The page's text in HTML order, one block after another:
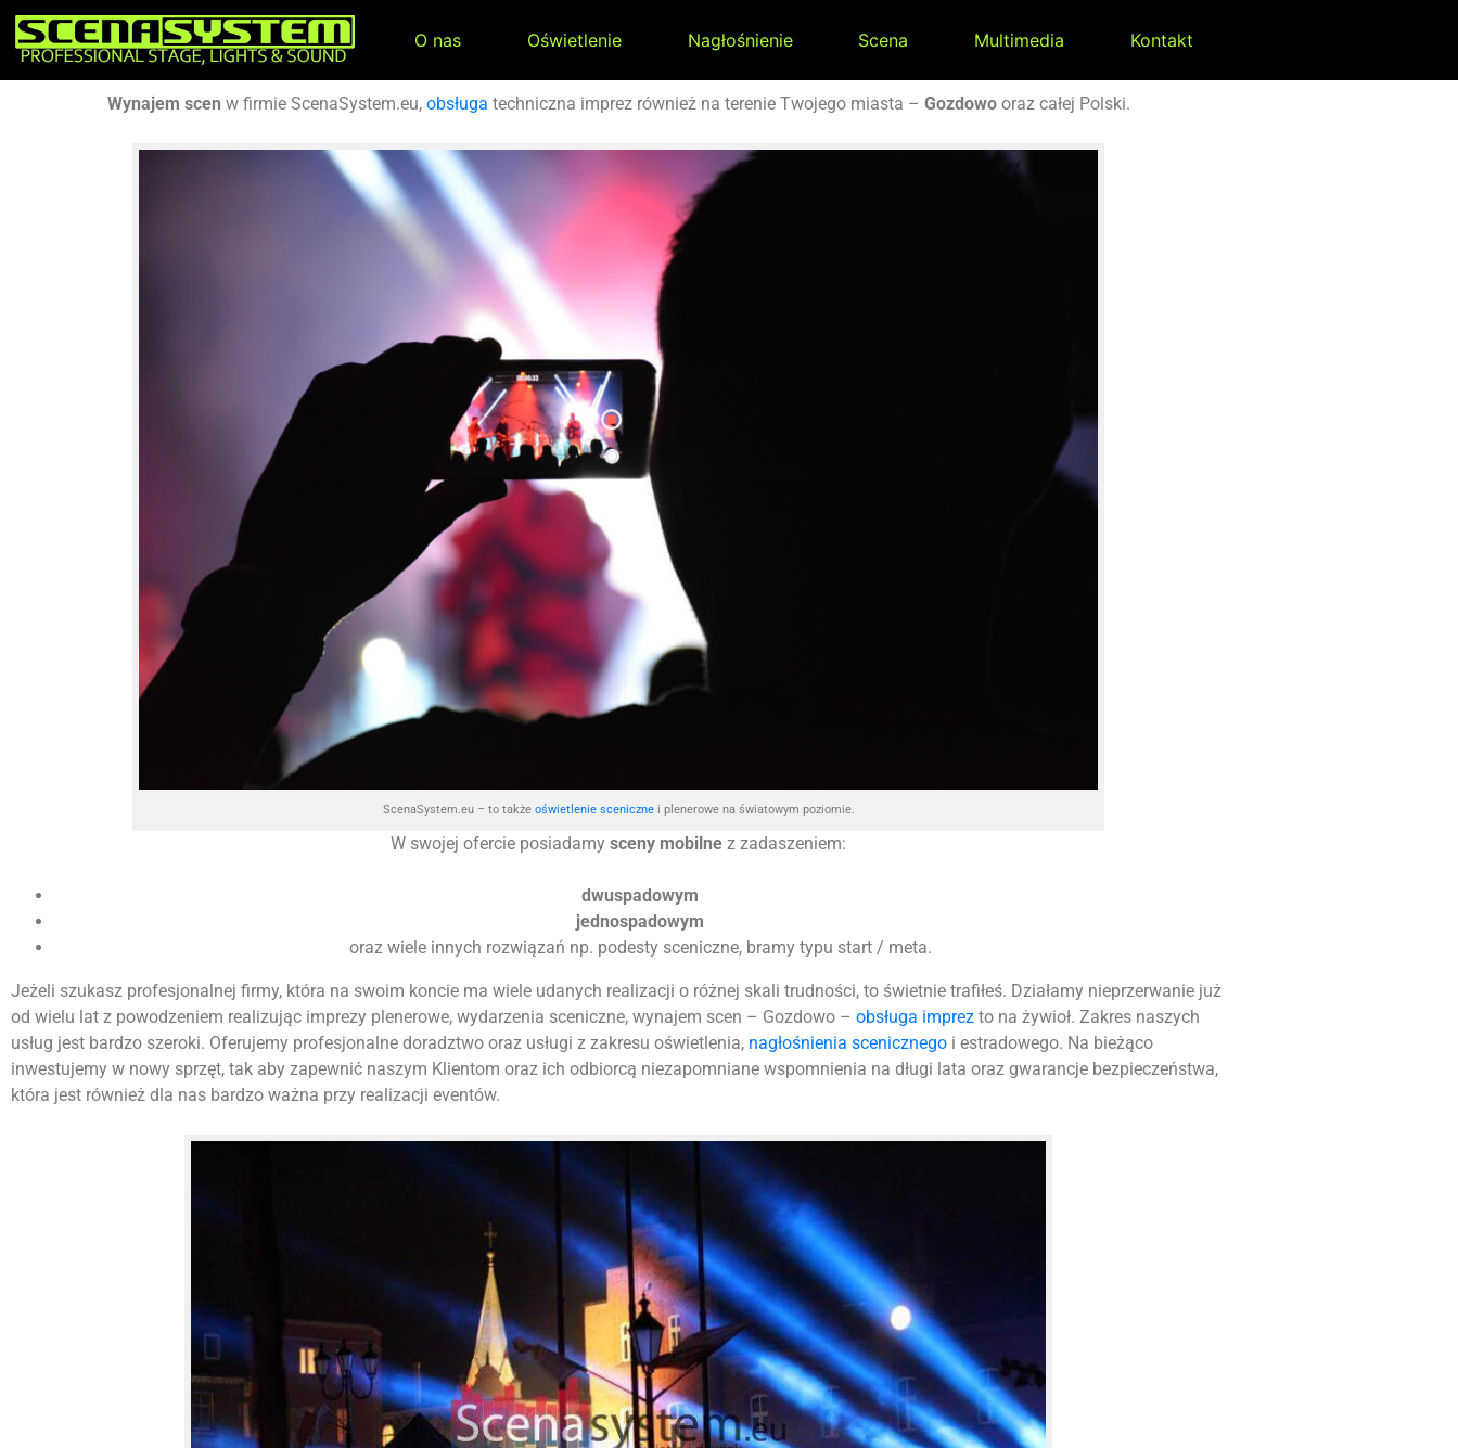
O nas Oświetlenie Nagłośnienie Scena Multimedia Kontakt
Wynajem scen w firmie ScenaSystem.eu, obsługa techniczna imprez również na terenie Twojego miasta – Gozdowo oraz całej Polski.
ScenaSystem.eu – to także oświetlenie scenicznei plenerowe na światowym poziomie.
W swojej ofercie posiadamy sceny mobilne z zadaszeniem:
dwuspadowym
jednospadowym
oraz wiele innych rozwiązań np. podesty sceniczne, bramy typu start / meta.
Jeżeli szukasz profesjonalnej firmy, która na swoim koncie ma wiele udanych realizacji o różnej skali trudności, to świetnie trafiłeś. Działamy nieprzerwanie już
od wielu lat z powodzeniem realizując imprezy plenerowe, wydarzenia sceniczne, wynajem scen – Gozdowo – obsługa imprez to na żywioł. Zakres naszych
usług jest bardzo szeroki. Oferujemy profesjonalne doradztwo oraz usługi z zakresu oświetlenia, nagłośnienia scenicznego i estradowego. Na bieżąco
inwestujemy w nowy sprzęt, tak aby zapewnić naszym Klientom oraz ich odbiorcą niezapomniane wspomnienia na długi lata oraz gwarancje bezpieczeństwa,
która jest również dla nas bardzo ważna przy realizacji eventów.